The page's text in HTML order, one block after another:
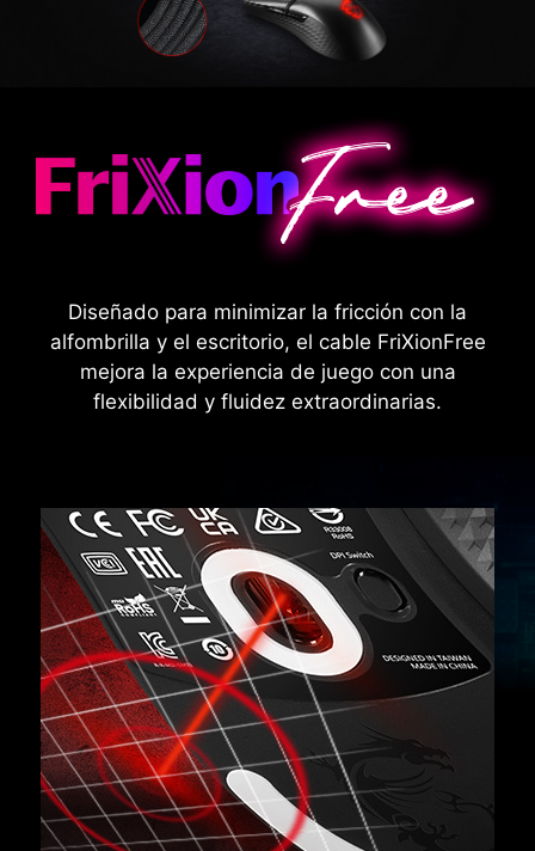
Diseñado para minimizar la fricción con la
alfombrilla y el escritorio, el cable FriXionFree
mejora la experiencia de juego con una
flexibilidad y fluidez extraordinarias.